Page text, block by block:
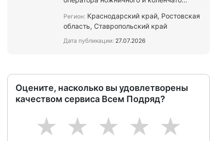
приводом. Грузоподъемно…
Регион: Краснодарский край, Ростовская
область, Ставропольский край
Дата публикации: 27.07.2026
Оцените, насколько вы удовлетворены
качеством сервиса Всем Подряд?
5
4
3
2
1